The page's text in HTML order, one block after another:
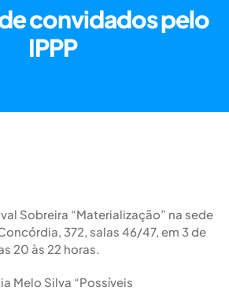
convidados pelo
IPPP
Sobreira “Materialização” na sede
372, salas 46/47, em 3 de
20 às 22 horas.
Melo Silva “Possíveis